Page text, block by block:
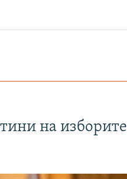
на изборите